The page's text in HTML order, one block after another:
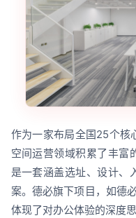
作为一家布局全国25个核
空间运营领域积累了丰富
是一套涵盖选址、设计、
案。德必旗下项目，如德
体现了对办公体验的深度思